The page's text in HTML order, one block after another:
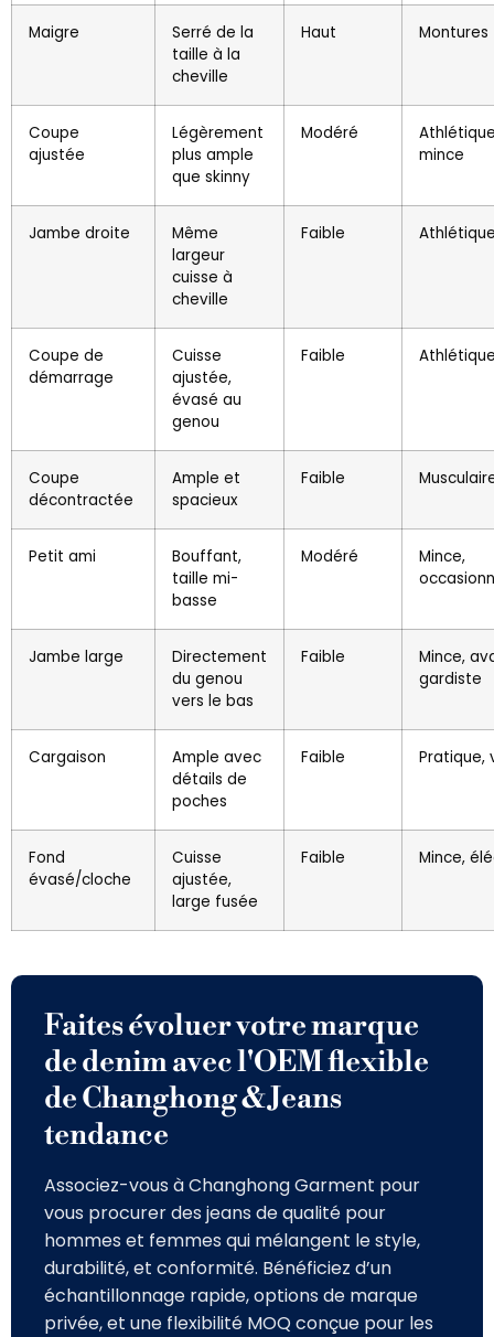
Maigre
Serré de la
taille à la
cheville
Haut Montures
Coupe
ajustée
Légèrement
plus ample
que skinny
Modéré
mince
Jambe droite
Même
largeur
cuisse à
cheville
Faible
Coupe de
démarrage
Cuisse
ajustée,
évasé au
genou
Faible
Coupe
décontractée
Ample et
spacieux
Faible
Petit ami
Bouffant,
taille mi-
basse
Modéré
Mince,
Jambe large
Directement
du genou
vers le bas
Faible
Mince,
gardiste
Cargaison
Ample avec
détails de
poches
Faible Pratique,
Fond
évasé/cloche
Cuisse
ajustée,
large fusée
Faible Mince,
Faites évoluer votre marque
de denim avec l'OEM flexible
de Changhong & Jeans
tendance
Associez-vous à Changhong Garment pour
vous procurer des jeans de qualité pour
hommes et femmes qui mélangent le style,
durabilité, et conformité. Bénéficiez d’un
échantillonnage rapide, options de marque
privée, et une flexibilité MOQ conçue pour les